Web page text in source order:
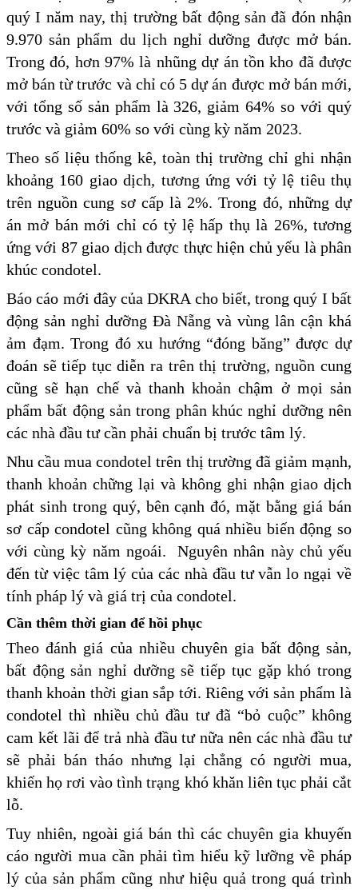
quý I năm nay, thị trường bất động sản đã đón nhận
9.970 sản phẩm du lịch nghỉ dưỡng được mở bán.
Trong đó, hơn 97% là nhũng dự án tồn kho đã được
mở bán từ trước và chỉ có 5 dự án được mở bán mới,
với tổng số sản phẩm là 326, giảm 64% so với quý
trước và giảm 60% so với cùng kỳ năm 2023.
Theo số liệu thống kê, toàn thị trường chỉ ghi nhận
khoảng 160 giao dịch, tương ứng với tỷ lệ tiêu thụ
trên nguồn cung sơ cấp là 2%. Trong đó, những dự
án mở bán mới chỉ có tỷ lệ hấp thụ là 26%, tương
ứng với 87 giao dịch được thực hiện chủ yếu là phân
khúc condotel.
Báo cáo mới đây của DKRA cho biết, trong quý I bất
động sản nghỉ dưỡng Đà Nẵng và vùng lân cận khá
ảm đạm. Trong đó xu hướng “đóng băng” được dự
đoán sẽ tiếp tục diễn ra trên thị trường, nguồn cung
cũng sẽ hạn chế và thanh khoản chậm ở mọi sản
phẩm bất động sản trong phân khúc nghỉ dưỡng nên
các nhà đầu tư cần phải chuẩn bị trước tâm lý.
Nhu cầu mua condotel trên thị trường đã giảm mạnh,
thanh khoản chững lại và không ghi nhận giao dịch
phát sinh trong quý, bên cạnh đó, mặt bằng giá bán
sơ cấp condotel cũng không quá nhiều biến động so
với cùng kỳ năm ngoái. Nguyên nhân này chủ yếu
đến từ việc tâm lý của các nhà đầu tư vẫn lo ngại về
tính pháp lý và giá trị của condotel.
Cần thêm thời gian để hồi phục
Theo đánh giá của nhiều chuyên gia bất động sản,
bất động sản nghỉ dưỡng sẽ tiếp tục gặp khó trong
thanh khoản thời gian sắp tới. Riêng với sản phẩm là
condotel thì nhiều chủ đầu tư đã “bỏ cuộc” không
cam kết lãi để trả nhà đầu tư nữa nên các nhà đầu tư
sẽ phải bán tháo nhưng lại chẳng có người mua,
khiến họ rơi vào tình trạng khó khăn liên tục phải cắt
lỗ.
Tuy nhiên, ngoài giá bán thì các chuyên gia khuyến
cáo người mua cần phải tìm hiểu kỹ lưỡng về pháp
lý của sản phẩm cũng như hiệu quả trong quá trình